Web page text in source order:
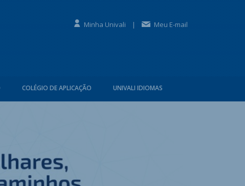
Minha Univali | Meu E-mail
COLÉGIO DE APLICAÇÃO UNIVALI IDIOMAS